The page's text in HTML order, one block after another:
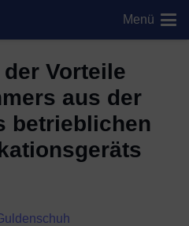
Menü
Vorteile
aus der
betrieblichen